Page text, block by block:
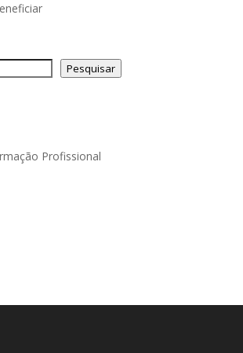
Pesquisar
Profissional